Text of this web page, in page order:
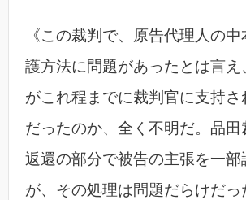
《この裁判で、原告代理人の
護方法に問題があったとは言え
がこれ程までに裁判官に支持
だったのか、全く不明だ。品田
返還の部分で被告の主張を一部
が、その処理は問題だらけだっ